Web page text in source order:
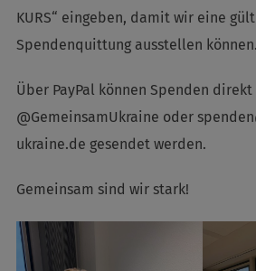
KURS“ eingeben, damit wir eine
Spendenquittung ausstellen können.
Über PayPal können Spenden direkt
@GemeinsamUkraine oder
ukraine.de gesendet werden.
Gemeinsam sind wir stark!